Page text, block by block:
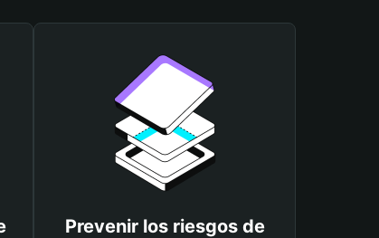
Prevenir los riesgos de